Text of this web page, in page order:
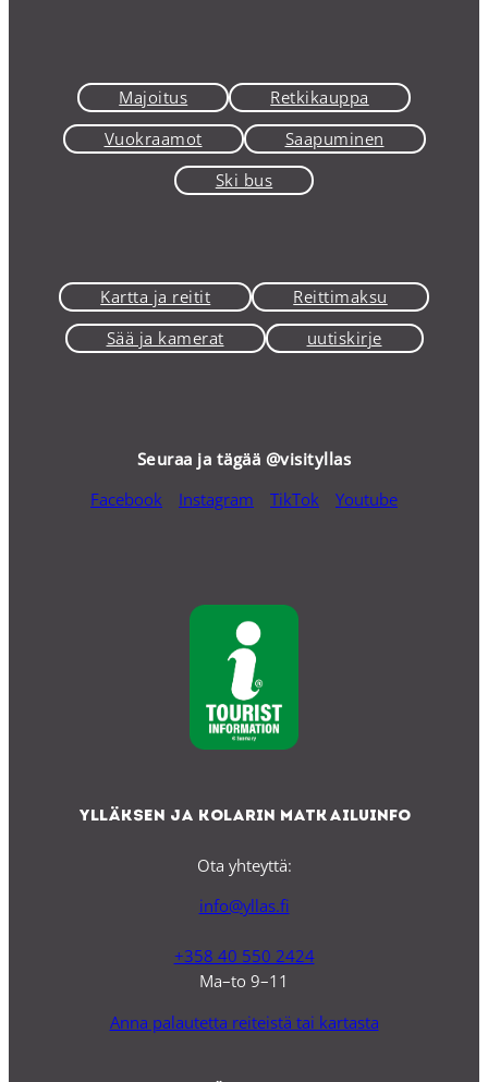
Majoitus
Retkikauppa
Vuokraamot
Saapuminen
Ski bus
Kartta ja reitit
Reittimaksu
Sää ja kamerat
uutiskirje
Seuraa ja tägää @visityllas
Facebook
Instagram TikTok Youtube
Ylläksen ja Kolarin matkailuinfo
Ota yhteyttä:
info@yllas.fi
+358 40 550 2424
Ma–to 9–11
Anna palautetta reiteistä tai kartasta